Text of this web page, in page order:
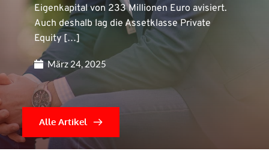
Eigenkapital von 233 Millionen Euro avisiert.
Auch deshalb lag die Assetklasse Private
Equity […]
März 24, 2025
Alle Artikel